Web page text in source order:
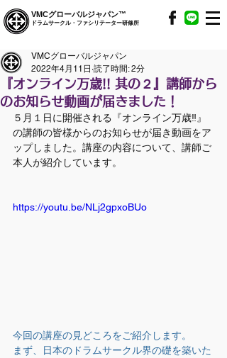
VMCグローバルジャパン™
ドラムサークル・ファシリテーター研修所
『オンライン万歳!! 其の２』講師から
のお知らせ動画が届きました！
VMCグローバルジャパン
2022年4月11日 読了時間: 2分
５月１日に開催される『オンライン万歳‼』
の講師の皆様からのお知らせが届き動画をア
ップしました。講座の内容について、講師ご
本人が紹介しています。
https://youtu.be/NLj2gpxoBUo
今回の講座の見どころをご紹介します。
まず、日本のドラムサークル界の礎を築いた